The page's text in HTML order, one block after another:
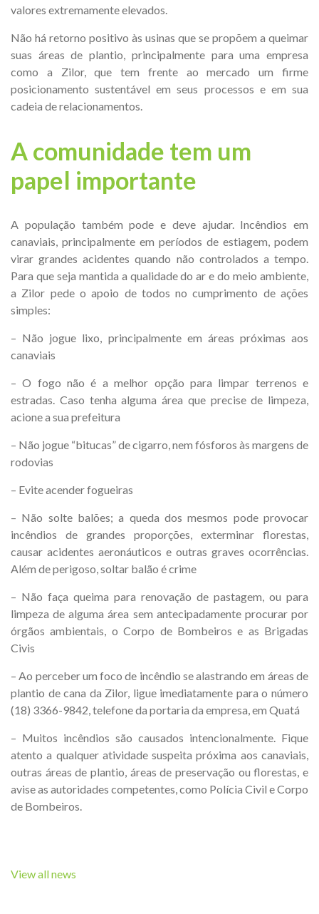
valores extremamente elevados.
Não há retorno positivo às usinas que se propõem a queimar
suas áreas de plantio, principalmente para uma empresa
como a Zilor, que tem frente ao mercado um firme
posicionamento sustentável em seus processos e em sua
cadeia de relacionamentos.
A comunidade tem um
papel importante
A população também pode e deve ajudar. Incêndios em
canaviais, principalmente em períodos de estiagem, podem
virar grandes acidentes quando não controlados a tempo.
Para que seja mantida a qualidade do ar e do meio ambiente,
a Zilor pede o apoio de todos no cumprimento de ações
simples:
– Não jogue lixo, principalmente em áreas próximas aos
canaviais
– O fogo não é a melhor opção para limpar terrenos e
estradas. Caso tenha alguma área que precise de limpeza,
acione a sua prefeitura
– Não jogue “bitucas” de cigarro, nem fósforos às margens de
rodovias
– Evite acender fogueiras
– Não solte balões; a queda dos mesmos pode provocar
incêndios de grandes proporções, exterminar florestas,
causar acidentes aeronáuticos e outras graves ocorrências.
Além de perigoso, soltar balão é crime
– Não faça queima para renovação de pastagem, ou para
limpeza de alguma área sem antecipadamente procurar por
órgãos ambientais, o Corpo de Bombeiros e as Brigadas
Civis
– Ao perceber um foco de incêndio se alastrando em áreas de
plantio de cana da Zilor, ligue imediatamente para o número
(18) 3366-9842, telefone da portaria da empresa, em Quatá
– Muitos incêndios são causados intencionalmente. Fique
atento a qualquer atividade suspeita próxima aos canaviais,
outras áreas de plantio, áreas de preservação ou florestas, e
avise as autoridades competentes, como Polícia Civil e Corpo
de Bombeiros.
View all news